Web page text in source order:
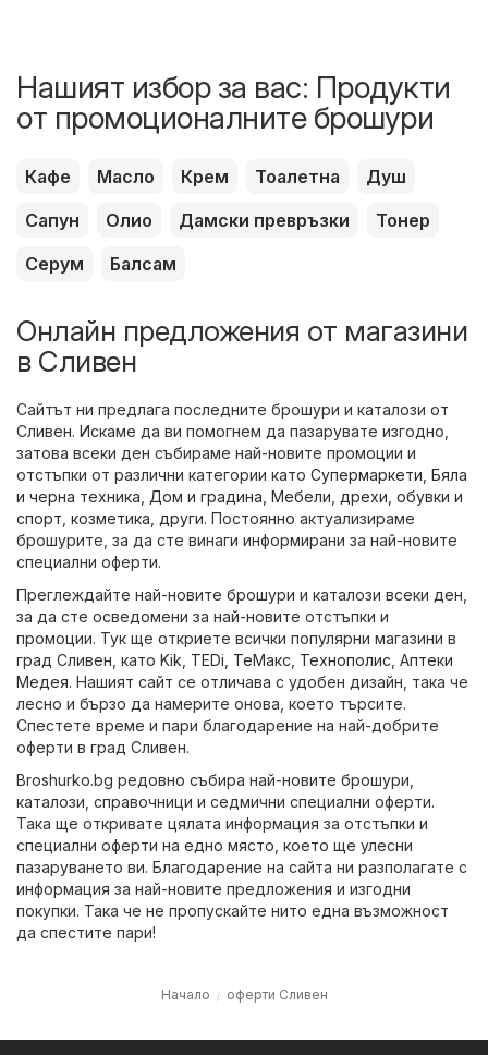
Нашият избор за вас: Продукти
от промоционалните брошури
Кафе Масло Крем Тоалетна
Душ
Сапун
Олио Дамски превръзки
Тонер
Серум
Балсам
Онлайн предложения от магазини
в Сливен
Сайтът ни предлага последните брошури и каталози от
Сливен. Искаме да ви помогнем да пазарувате изгодно,
затова всеки ден събираме най-новите промоции и
отстъпки от различни категории като Супермаркети Бяла
и черна техника Дом и градина Мебели дрехи, обувки и
спорт козметика други. Постоянно актуализираме
брошурите, за да сте винаги информирани за най-новите
специални оферти.
Преглеждайте най-новите брошури и каталози всеки ден,
за да сте осведомени за най-новите отстъпки и
промоции. Тук ще откриете всички популярни магазини в
град Сливен, като Kik TEDi ТеMакс Технополис Аптеки
Медея. Нашият сайт се отличава с удобен дизайн, така че
лесно и бързо да намерите онова, което търсите.
Спестете време и пари благодарение на най-добрите
оферти в град Сливен.
Broshurko.bg редовно събира най-новите брошури,
каталози, справочници и седмични специални оферти.
Така ще откривате цялата информация за отстъпки и
специални оферти на едно място, което ще улесни
пазаруването ви. Благодарение на сайта ни разполагате с
информация за най-новите предложения и изгодни
покупки. Така че не пропускайте нито една възможност
да спестите пари!
Начало оферти Сливен